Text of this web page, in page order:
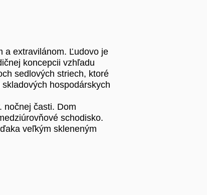
a extravilánom. Ľudovo je
koncepcii vzhľadu
sedlových striech, ktoré
hospodárskych
nočnej časti. Dom
schodisko.
veľkým skleneným